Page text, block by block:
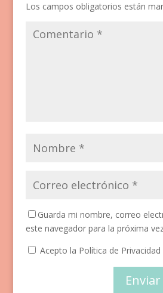
Los campos obligatorios están
Guarda mi nombre, correo
este navegador para la próxima
Acepto la Política de Privacidad